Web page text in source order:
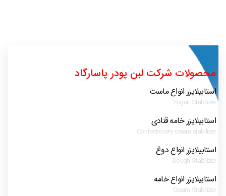
محصولات شرکت لبن پودر پاسارگاد
استابیلایزر انواع ماست
Yogurt Stabilizer
استابیلایزر خامه قنادی
Confectionery cream stabilizer
استابیلایزر انواع دوغ
Dough Stabilizer
استابیلایزر انواع خامه
Cream Stabilizer